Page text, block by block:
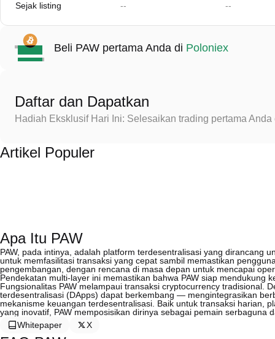
Sejak listing -- --
Beli PAW pertama Anda di Poloniex
Daftar dan Dapatkan
Hadiah Eksklusif Hari Ini: Selesaikan trading pertama
Artikel Populer
Apa Itu PAW
PAW, pada intinya, adalah platform terdesentralisasi yang dirancang
untuk memfasilitasi transaksi yang cepat sambil memastikan
pengembangan, dengan rencana di masa depan untuk mencapai
Pendekatan multi-layer ini memastikan bahwa PAW siap mendukung
Fungsionalitas PAW melampaui transaksi cryptocurrency tradisional.
terdesentralisasi (DApps) dapat berkembang — mengintegrasikan
mekanisme keuangan terdesentralisasi. Baik untuk transaksi harian,
yang inovatif, PAW memposisikan dirinya sebagai pemain serbaguna
Whitepaper
X